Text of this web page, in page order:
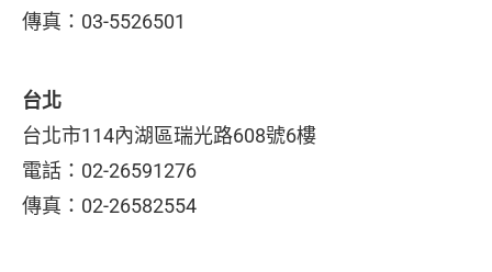
傳真：03-5526501
台北
台北市114內湖區瑞光路608號6樓
電話：02-26591276
傳真：02-26582554